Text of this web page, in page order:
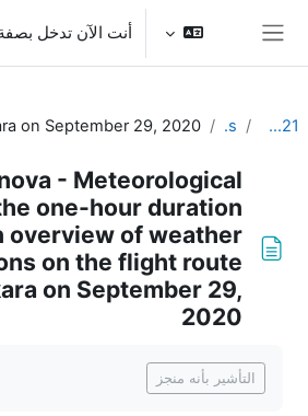
تخطى إلى المحتوى الرئيسي
أنت الآن تدخل
CALMet XIV 2021
Simulators
- Meteorological
one-hour duration
overview of weather
on the flight route
on September 29,
2020
التأشير بأنه منجز